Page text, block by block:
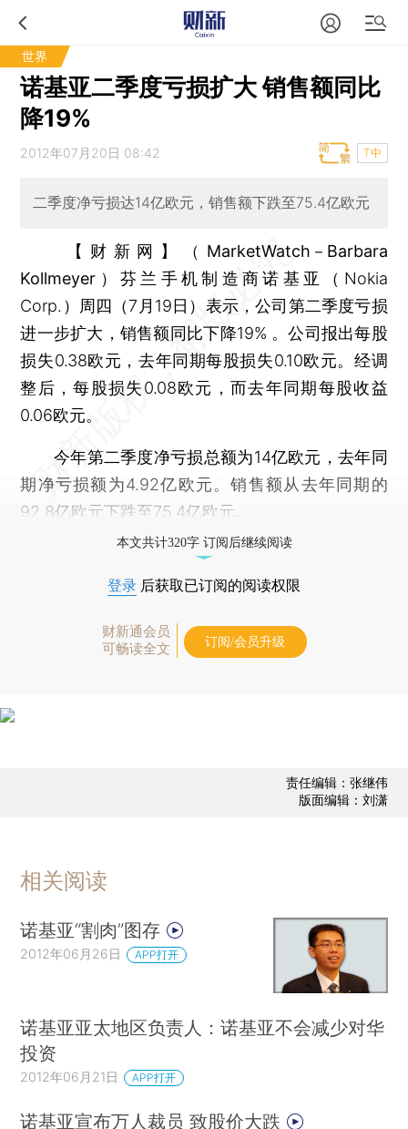
世界
诺基亚二季度亏损扩大 销售额同比
降19%
2012年07月20日 08:42 T中
二季度净亏损达14亿欧元，销售额下跌至75.4亿欧元
【财新网】（MarketWatch－Barbara
Kollmeyer）芬兰手机制造商诺基亚（Nokia
Corp.）周四（7月19日）表示，公司第二季度亏损
进一步扩大，销售额同比下降19% 。公司报出每股
损失0.38欧元，去年同期每股损失0.10欧元。经调
整后，每股损失0.08欧元，而去年同期每股收益
0.06欧元。
今年第二季度净亏损总额为14亿欧元，去年同
期净亏损额为4.92亿欧元。销售额从去年同期的
92.8亿欧元下跌至75.4亿欧元。
本文共计320字 订阅后继续阅读
登录 后获取已订阅的阅读权限
财新通会员
可畅读全文
订阅/会员升级
责任编辑：张继伟
版面编辑：刘潇
相关阅读
诺基亚“割肉”图存
2012年06月26日 APP打开
诺基亚亚太地区负责人：诺基亚不会减少对华
投资
2012年06月21日 APP打开
诺基亚宣布万人裁员 致股价大跌